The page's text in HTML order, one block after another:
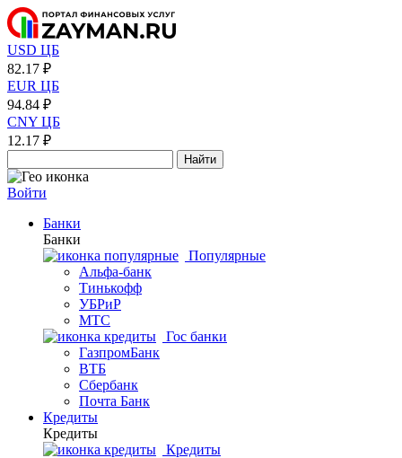
USD ЦБ
82.17 ₽
EUR ЦБ
94.84 ₽
CNY ЦБ
12.17 ₽
Найти
Войти
Банки
Банки
Популярные
Альфа-банк
Тинькофф
УБРиР
МТС
Гос банки
ГазпромБанк
ВТБ
Сбербанк
Почта Банк
Кредиты
Кредиты
Кредиты